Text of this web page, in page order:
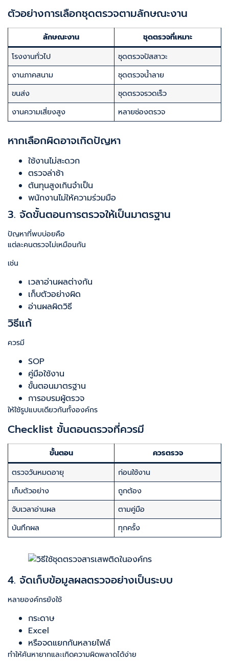
ตัวอย่างการเลือกชุดตรวจตามลักษณะงาน
ลักษณะงาน
ชุดตรวจที่เหมาะ
โรงงานทั่วไป
ชุดตรวจปัสสาวะ
งานภาคสนาม
ชุดตรวจน้ำลาย
ขนส่ง
ชุดตรวจรวดเร็ว
งานความเสี่ยงสูง
หลายช่องตรวจ
หากเลือกผิดอาจเกิดปัญหา
ใช้งานไม่สะดวก
ตรวจล่าช้า
ต้นทุนสูงเกินจำเป็น
พนักงานไม่ให้ความร่วมมือ
3. จัดขั้นตอนการตรวจให้เป็นมาตรฐาน
ปัญหาที่พบบ่อยคือ
แต่ละคนตรวจไม่เหมือนกัน
เช่น
เวลาอ่านผลต่างกัน
เก็บตัวอย่างผิด
อ่านผลผิดวิธี
วิธีแก้
ควรมี
SOP
คู่มือใช้งาน
ขั้นตอนมาตรฐาน
การอบรมผู้ตรวจ
ให้ใช้รูปแบบเดียวกันทั้งองค์กร
Checklist ขั้นตอนตรวจที่ควรมี
ขั้นตอน
ควรตรวจ
ตรวจวันหมดอายุ
ก่อนใช้งาน
เก็บตัวอย่าง
ถูกต้อง
จับเวลาอ่านผล
ตามคู่มือ
บันทึกผล
ทุกครั้ง
4. จัดเก็บข้อมูลผลตรวจอย่างเป็นระบบ
หลายองค์กรยังใช้
กระดาษ
Excel
หรือจดแยกกันหลายไฟล์
ทำให้ค้นหายากและเกิดความผิดพลาดได้ง่าย